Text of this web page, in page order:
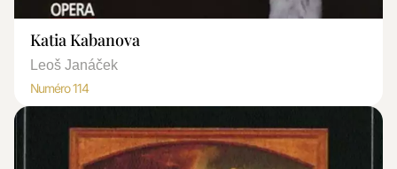
Katia Kabanova
Leoš Janáček
Numéro 114